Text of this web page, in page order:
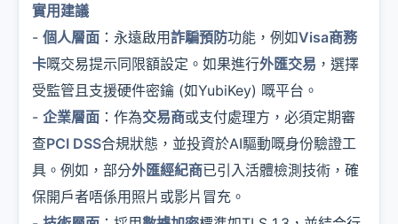
實用建議
- 個人層面 ：永遠啟用詐騙預防功能，例如Visa商務
卡嘅交易提示同限額設定。如果進行外匯交易 ，選擇
受監管且支援硬件密鑰 (如YubiKey) 嘅平台。
- 企業層面 ：作為交易商或支付處理方，必須定期審
查PCI DSS合規狀態，並投資於AI驅動嘅身份驗證工
具。例如，部分外匯經紀商已引入活體檢測技術，確
保開戶者唔係用照片或影片冒充。